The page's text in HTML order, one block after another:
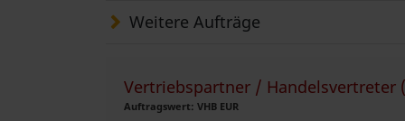
Weitere Aufträge
Vertriebspartner /
Auftragswert: VHB EUR